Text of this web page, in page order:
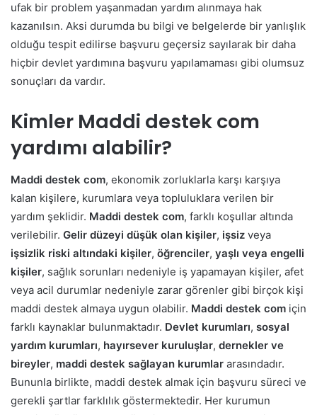
ufak bir problem yaşanmadan yardım alınmaya hak
kazanılsın. Aksi durumda bu bilgi ve belgelerde bir yanlışlık
olduğu tespit edilirse başvuru geçersiz sayılarak bir daha
hiçbir devlet yardımına başvuru yapılamaması gibi olumsuz
sonuçları da vardır.
Kimler Maddi destek com
yardımı alabilir?
Maddi destek com, ekonomik zorluklarla karşı karşıya
kalan kişilere, kurumlara veya topluluklara verilen bir
yardım şeklidir. Maddi destek com, farklı koşullar altında
verilebilir. Gelir düzeyi düşük olan kişiler, işsiz veya
işsizlik riski altındaki kişiler, öğrenciler, yaşlı veya engelli
kişiler, sağlık sorunları nedeniyle iş yapamayan kişiler, afet
veya acil durumlar nedeniyle zarar görenler gibi birçok kişi
maddi destek almaya uygun olabilir. Maddi destek com için
farklı kaynaklar bulunmaktadır. Devlet kurumları, sosyal
yardım kurumları, hayırsever kuruluşlar, dernekler ve
bireyler, maddi destek sağlayan kurumlar arasındadır.
Bununla birlikte, maddi destek almak için başvuru süreci ve
gerekli şartlar farklılık göstermektedir. Her kurumun